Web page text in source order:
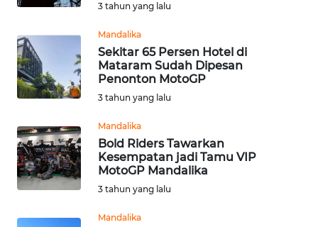
3 tahun yang lalu
Mandalika
Sekitar 65 Persen Hotel di
Mataram Sudah Dipesan
Penonton MotoGP
3 tahun yang lalu
Mandalika
Bold Riders Tawarkan
Kesempatan jadi Tamu VIP
MotoGP Mandalika
3 tahun yang lalu
Mandalika
KALTARA
WN
KALSEL
WN
KALTIM
WN